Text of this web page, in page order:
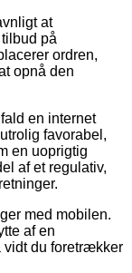
at
på
ordren,
opnå den
en internet
favorabel,
en uoprigtig
af et regulativ,
med mobilen.
af en
vidt du foretrækker